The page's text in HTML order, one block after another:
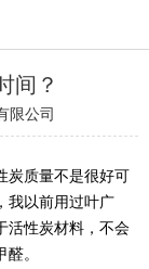
间？
限公司
炭质量不是很好可
我以前用过叶广
活性炭材料，不会
。